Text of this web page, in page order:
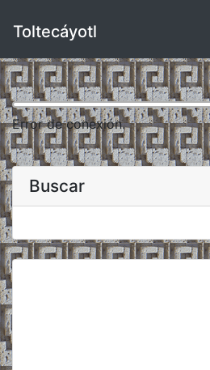
Toltecáyotl
Error de conexión.
Buscar